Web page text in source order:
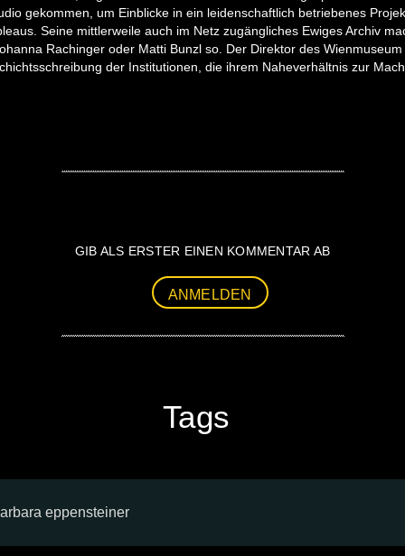
gekommen, um Einblicke in ein leidenschaftlich betriebenes
Seine mittlerweile auch im Netz zugängliches Ewiges Archiv
Rachinger oder Matti Bunzl so. Der Direktor des
der Institutionen, die ihrem Naheverhältnis zur
GIB ALS ERSTER EINEN KOMMENTAR AB
ANMELDEN
Tags
eppensteiner